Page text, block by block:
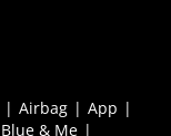
Airbag
App
Blue & Me